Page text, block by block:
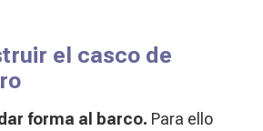
el casco de
forma al barco. Para ello